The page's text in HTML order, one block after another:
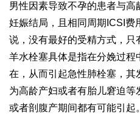
男性因素导致不孕的患者与
妊娠结局，且相同周期ICSI费
说，没有最好的受精方式，只
羊水栓塞具体是指在分娩过
在，从而引起急性肺栓塞，其
为高龄产妇或者有胎儿窘迫
或者剖腹产期间都有可能引起。